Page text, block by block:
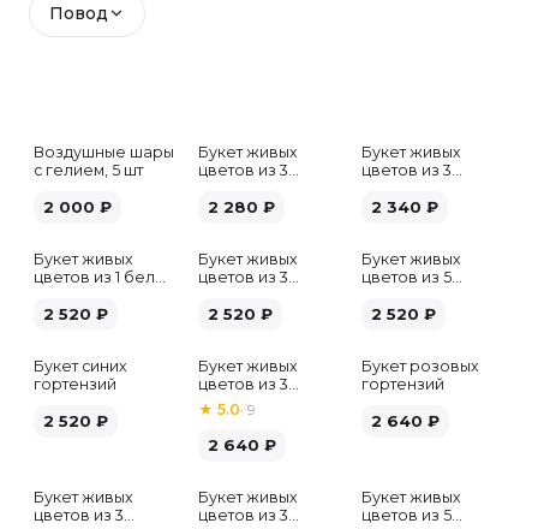
Повод
Воздушные шары
с гелием, 5 шт
2 000 ₽
Букет живых
цветов из 3
2 280 ₽
Букет живых
цветов из 3
2 340 ₽
Букет живых
цветов из 1 белой
2 520 ₽
Букет живых
цветов из 3
2 520 ₽
Букет живых
цветов из 5
микс
2 520 ₽
Букет синих
гортензий
2 520 ₽
Букет живых
цветов из 3
розовых пионов
★ 5.0· 9
2 640 ₽
Букет розовых
гортензий
2 640 ₽
Букет живых
цветов из 3
Букет живых
цветов из 3
Хит
Букет живых
цветов из 5